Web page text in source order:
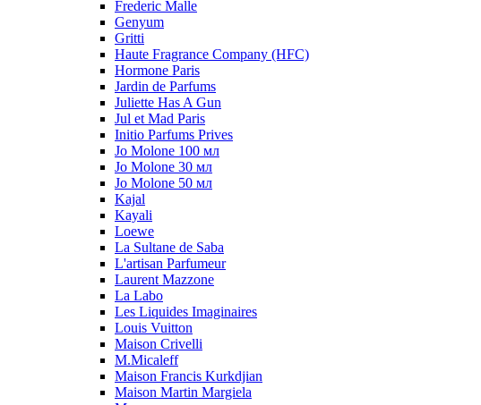
Frederic Malle
Genyum
Gritti
Haute Fragrance Company (HFC)
Hormone Paris
Jardin de Parfums
Juliette Has A Gun
Jul et Mad Paris
Initio Parfums Prives
Jo Molone 100 мл
Jo Molone 30 мл
Jo Molone 50 мл
Kajal
Kayali
Loewe
La Sultane de Saba
L'artisan Parfumeur
Laurent Mazzone
La Labo
Les Liquides Imaginaires
Louis Vuitton
Maison Crivelli
M.Micaleff
Maison Francis Kurkdjian
Maison Martin Margiela